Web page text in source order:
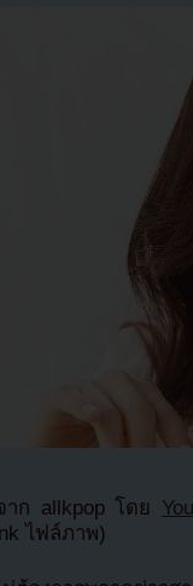
าก allkpop โดย
ไฟล์ภาพ)